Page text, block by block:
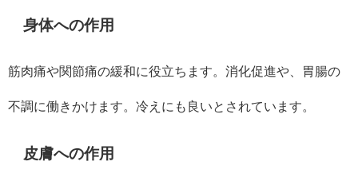
身体への作用
筋肉痛や関節痛の緩和に役立ちます。消化促進や、胃腸の
不調に働きかけます。冷えにも良いとされています。
皮膚への作用